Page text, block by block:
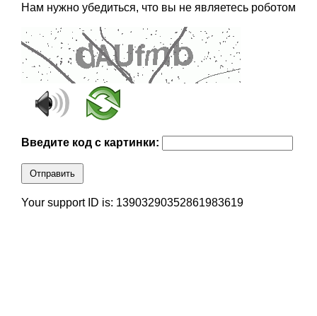
Нам нужно убедиться, что вы не являетесь роботом
Введите код с картинки:
Отправить
Your support ID is: 13903290352861983619